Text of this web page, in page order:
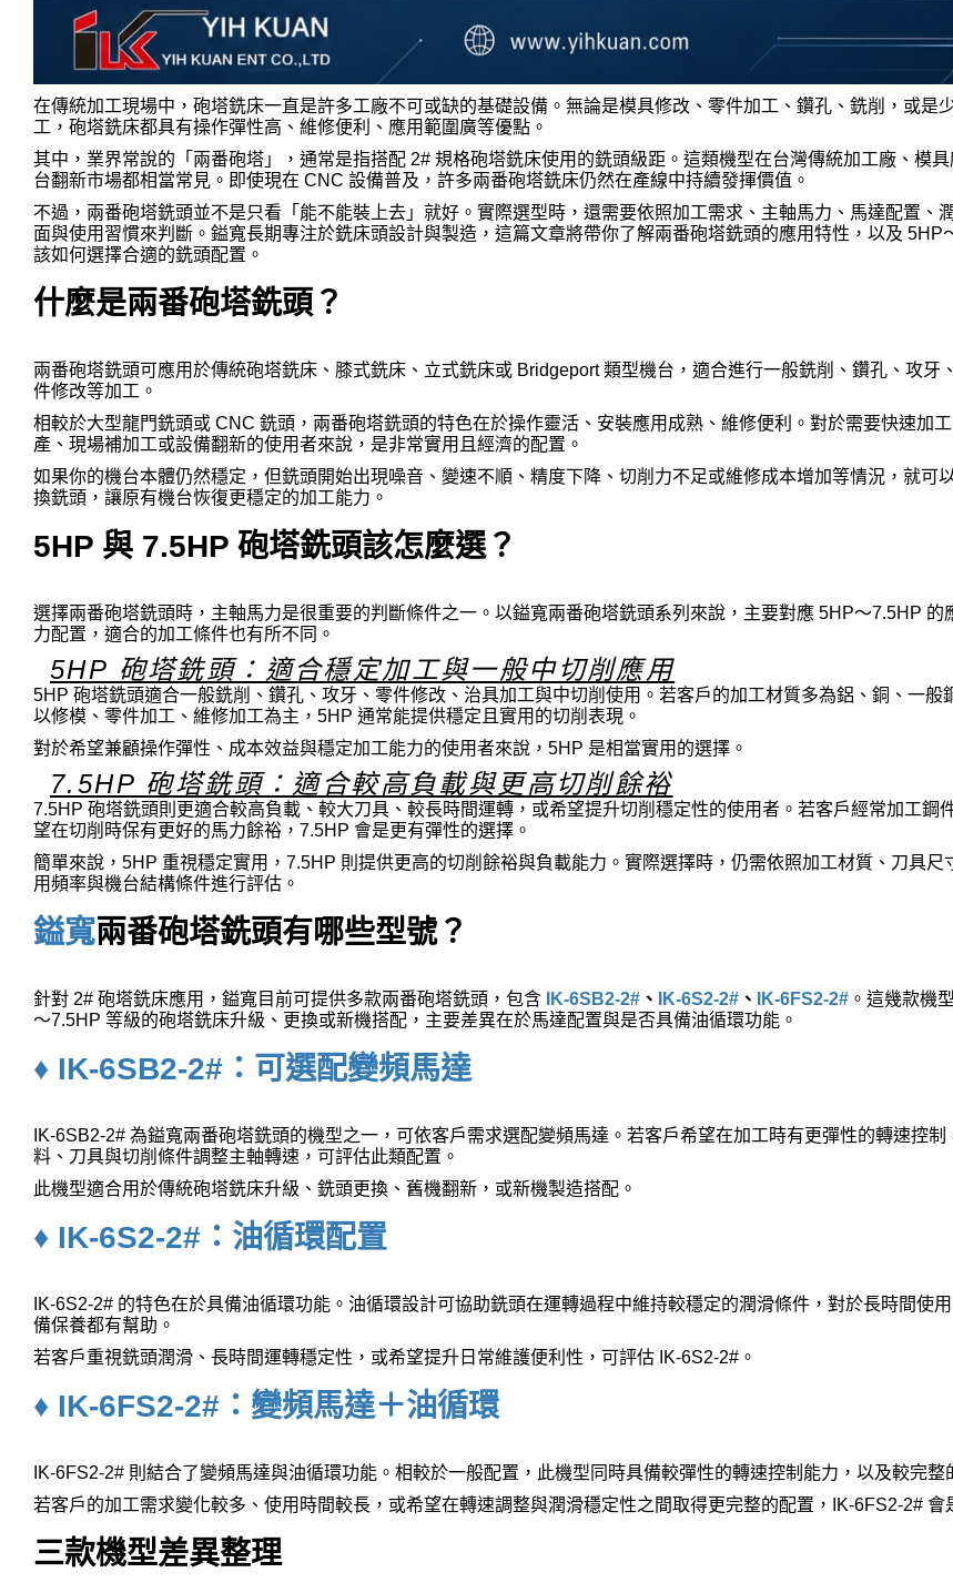
在傳統加工現場中，砲塔銑床一直是許多工廠不可或缺的基礎設備。無論是模具修改、零件加工、鑽孔、銑削，或是
工，砲塔銑床都具有操作彈性高、維修便利、應用範圍廣等優點。
其中，業界常說的「兩番砲塔」，通常是指搭配 2# 規格砲塔銑床使用的銑頭級距。這類機型在台灣傳統加工廠、模
台翻新市場都相當常見。即使現在 CNC 設備普及，許多兩番砲塔銑床仍然在產線中持續發揮價值。
不過，兩番砲塔銑頭並不是只看「能不能裝上去」就好。實際選型時，還需要依照加工需求、主軸馬力、馬達配置、
面與使用習慣來判斷。鎰寬長期專注於銑床頭設計與製造，這篇文章將帶你了解兩番砲塔銑頭的應用特性，以及 5HP
該如何選擇合適的銑頭配置。
什麼是兩番砲塔銑頭？
兩番砲塔銑頭可應用於傳統砲塔銑床、膝式銑床、立式銑床或 Bridgeport 類型機台，適合進行一般銑削、鑽孔、攻牙
件修改等加工。
相較於大型龍門銑頭或 CNC 銑頭，兩番砲塔銑頭的特色在於操作靈活、安裝應用成熟、維修便利。對於需要快速加
產、現場補加工或設備翻新的使用者來說，是非常實用且經濟的配置。
如果你的機台本體仍然穩定，但銑頭開始出現噪音、變速不順、精度下降、切削力不足或維修成本增加等情況，就可
換銑頭，讓原有機台恢復更穩定的加工能力。
5HP 與 7.5HP 砲塔銑頭該怎麼選？
選擇兩番砲塔銑頭時，主軸馬力是很重要的判斷條件之一。以鎰寬兩番砲塔銑頭系列來說，主要對應 5HP～7.5HP 的
力配置，適合的加工條件也有所不同。
5HP 砲塔銑頭：適合穩定加工與一般中切削應用
5HP 砲塔銑頭適合一般銑削、鑽孔、攻牙、零件修改、治具加工與中切削使用。若客戶的加工材質多為鋁、銅、一般
以修模、零件加工、維修加工為主，5HP 通常能提供穩定且實用的切削表現。
對於希望兼顧操作彈性、成本效益與穩定加工能力的使用者來說，5HP 是相當實用的選擇。
7.5HP 砲塔銑頭：適合較高負載與更高切削餘裕
7.5HP 砲塔銑頭則更適合較高負載、較大刀具、較長時間運轉，或希望提升切削穩定性的使用者。若客戶經常加工鋼
望在切削時保有更好的馬力餘裕，7.5HP 會是更有彈性的選擇。
簡單來說，5HP 重視穩定實用，7.5HP 則提供更高的切削餘裕與負載能力。實際選擇時，仍需依照加工材質、刀具尺
用頻率與機台結構條件進行評估。
鎰寬兩番砲塔銑頭有哪些型號？
針對 2# 砲塔銑床應用，鎰寬目前可提供多款兩番砲塔銑頭，包含 IK-6SB2-2# 、 IK-6S2-2# 、 IK-6FS2-2# 。這幾款機
～7.5HP 等級的砲塔銑床升級、更換或新機搭配，主要差異在於馬達配置與是否具備油循環功能。
♦ IK-6SB2-2#：可選配變頻馬達
IK-6SB2-2# 為鎰寬兩番砲塔銑頭的機型之一，可依客戶需求選配變頻馬達。若客戶希望在加工時有更彈性的轉速控
料、刀具與切削條件調整主軸轉速，可評估此類配置。
此機型適合用於傳統砲塔銑床升級、銑頭更換、舊機翻新，或新機製造搭配。
♦ IK-6S2-2#：油循環配置
IK-6S2-2# 的特色在於具備油循環功能。油循環設計可協助銑頭在運轉過程中維持較穩定的潤滑條件，對於長時間使
備保養都有幫助。
若客戶重視銑頭潤滑、長時間運轉穩定性，或希望提升日常維護便利性，可評估 IK-6S2-2#。
♦ IK-6FS2-2#：變頻馬達＋油循環
IK-6FS2-2# 則結合了變頻馬達與油循環功能。相較於一般配置，此機型同時具備較彈性的轉速控制能力，以及較完整
若客戶的加工需求變化較多、使用時間較長，或希望在轉速調整與潤滑穩定性之間取得更完整的配置，IK-6FS2-2# 會
三款機型差異整理